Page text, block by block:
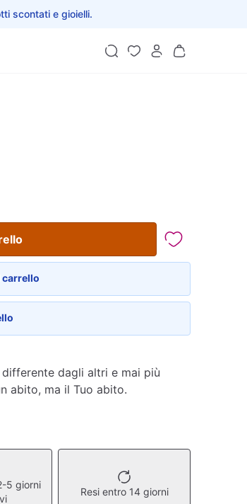
scontati e gioielli.
carrello
dagli altri e mai più
abito, ma il Tuo abito.
5 giorni
Resi entro 14 giorni